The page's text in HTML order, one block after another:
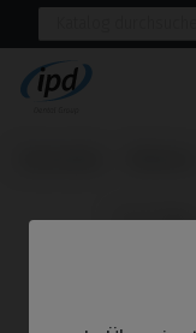
                      CoCr Base